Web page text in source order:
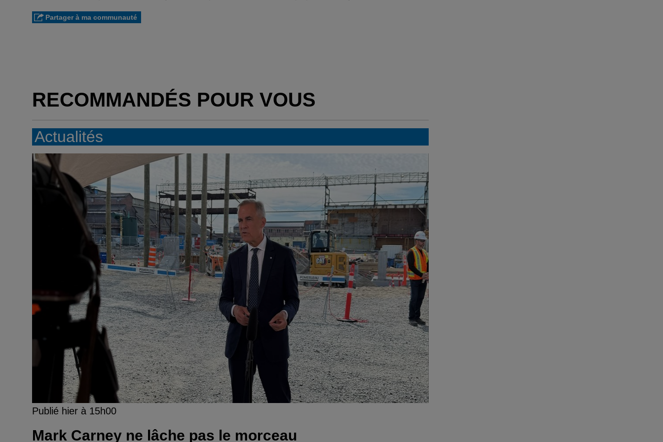
Partager à ma communauté
RECOMMANDÉS POUR VOUS
Actualités
Publié hier à 15h00
Mark Carney ne lâche pas le morceau